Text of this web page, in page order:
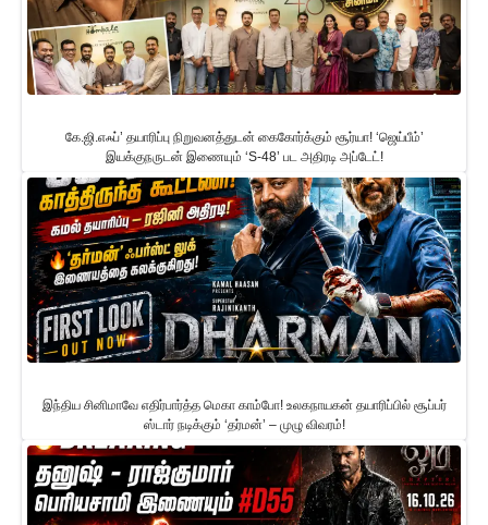
கே.ஜி.எஃப்’ தயாரிப்பு நிறுவனத்துடன் கைகோர்க்கும் சூர்யா! ‘ஜெய்பீம்’
இயக்குநருடன் இணையும் ‘S-48’ பட அதிரடி அப்டேட்!
இந்திய சினிமாவே எதிர்பார்த்த மெகா காம்போ! உலகநாயகன் தயாரிப்பில் சூப்பர்
ஸ்டார் நடிக்கும் ‘தர்மன்’ – முழு விவரம்!